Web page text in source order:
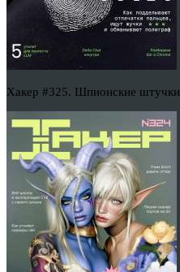
Хакер #325. Шпионские штучки